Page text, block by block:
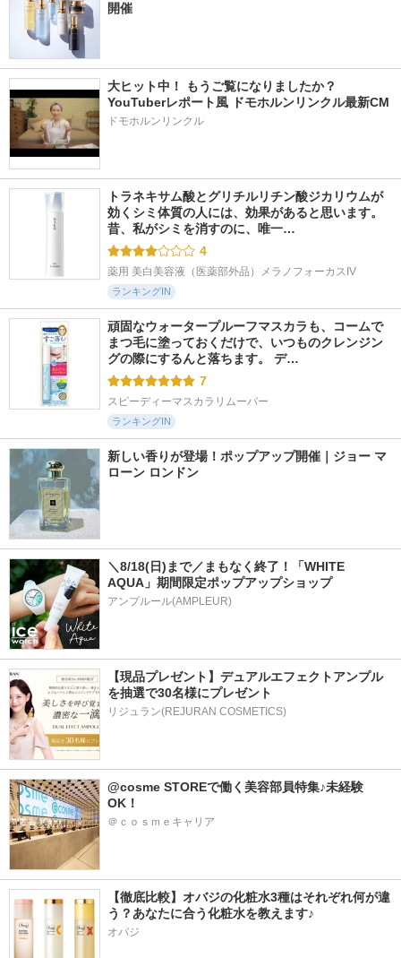
開催
大ヒット中！ もうご覧になりましたか？
YouTuberレポート風 ドモホルンリンクル最新CM
ドモホルンリンクル
トラネキサム酸とグリチルリチン酸ジカリウムが
効くシミ体質の人には、効果があると思います。
昔、私がシミを消すのに、唯一…
4
薬用 美白美容液（医薬部外品）メラノフォーカスIV
ランキングIN
頑固なウォータープルーフマスカラも、コームで
まつ毛に塗っておくだけで、いつものクレンジン
グの際にするんと落ちます。 デ…
7
スピーディーマスカラリムーバー
ランキングIN
新しい香りが登場！ポップアップ開催｜ジョー マ
ローン ロンドン
＼8/18(日)まで／まもなく終了！「WHITE
AQUA」期間限定ポップアップショップ
アンプルール(AMPLEUR)
【現品プレゼント】デュアルエフェクトアンプル
を抽選で30名様にプレゼント
リジュラン(REJURAN COSMETICS)
@cosme STOREで働く美容部員特集♪未経験
OK！
＠ｃｏｓｍｅキャリア
【徹底比較】オバジの化粧水3種はそれぞれ何が違
う？あなたに合う化粧水を教えます♪
オバジ